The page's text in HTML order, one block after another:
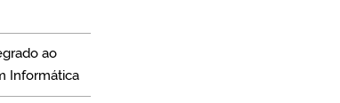
ao
Informática